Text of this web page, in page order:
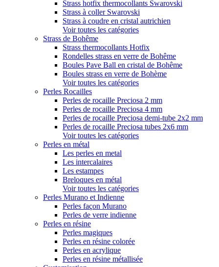
Strass hotfix thermocollants Swarovski
Strass à coller Swarovski
Strass à coudre en cristal autrichien
Voir toutes les catégories
Strass de Bohême
Strass thermocollants Hotfix
Rondelles strass en verre de Bohême
Boules Pave Ball en cristal de Bohême
Boules strass en verre de Bohème
Voir toutes les catégories
Perles Rocailles
Perles de rocaille Preciosa 2 mm
Perles de rocaille Preciosa 4 mm
Perles de rocaille Preciosa demi-tube 2x2 mm
Perles de rocaille Preciosa tubes 2x6 mm
Voir toutes les catégories
Perles en métal
Les perles en metal
Les intercalaires
Les estampes
Breloques en métal
Voir toutes les catégories
Perles Murano et Indienne
Perles façon Murano
Perles de verre indienne
Perles en résine
Perles magiques
Perles en résine colorée
Perles en acrylique
Perles en résine métallisée